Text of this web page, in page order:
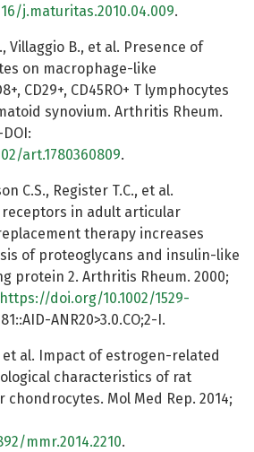
j.maturitas.2010.04.009.
Villaggio B., et al. Presence of
on macrophage-like
CD29+, CD45RO+ T lymphocytes
synovium. Arthritis Rheum.
art.1780360809.
C.S., Register T.C., et al.
receptors in adult articular
therapy increases
of proteoglycans and insulin-like
protein 2. Arthritis Rheum. 2000;
https://doi.org/10.1002/1529-
ANR20>3.0.CO;2-I.
et al. Impact of estrogen-related
characteristics of rat
Mol Med Rep. 2014;
mmr.2014.2210.